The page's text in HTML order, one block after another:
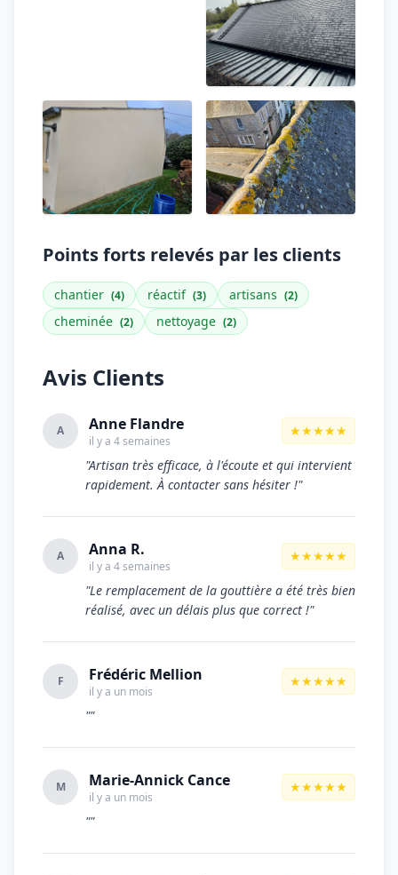
Points forts relevés par les clients
chantier (4) réactif (3) artisans (2)
cheminée (2) nettoyage (2)
Avis Clients
A Anne Flandre
il y a 4 semaines
★★★★★
"Artisan très efficace, à l'écoute et qui intervient
rapidement. À contacter sans hésiter !"
A Anna R.
il y a 4 semaines
★★★★★
"Le remplacement de la gouttière a été très bien
réalisé, avec un délais plus que correct !"
F Frédéric Mellion
il y a un mois
★★★★★
""
M Marie-Annick Cance
il y a un mois
★★★★★
""